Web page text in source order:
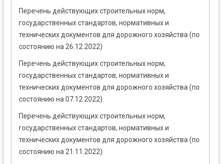
Перечень действующих строительных норм,
государственных стандартов, нормативных и
технических документов для дорожного хозяйства (по
состоянию на 26.12.2022)
Перечень действующих строительных норм,
государственных стандартов, нормативных и
технических документов для дорожного хозяйства (по
состоянию на 07.12.2022)
Перечень действующих строительных норм,
государственных стандартов, нормативных и
технических документов для дорожного хозяйства (по
состоянию на 21.11.2022)